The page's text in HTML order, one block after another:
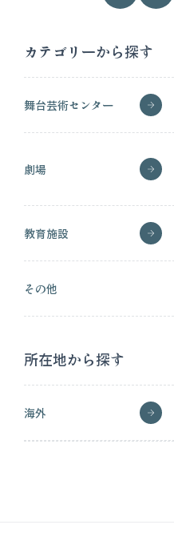
カテゴリーから探す
舞台芸術センター
劇場
教育施設
その他
所在地から探す
海外